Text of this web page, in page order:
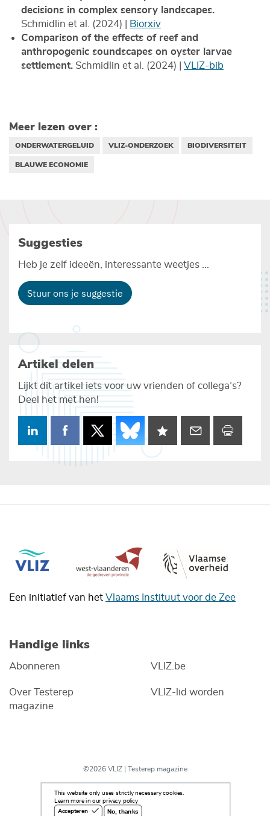
decisions in complex sensory landscapes.
Schmidlin et al. (2024) |
Biorxiv
Comparison of the effects of reef and
anthropogenic soundscapes on oyster larvae
settlement. Schmidlin et al. (2024) | VLIZ-bib
Meer lezen over :
ONDERWATERGELUID VLIZ-ONDERZOEK
BIODIVERSITEIT
BLAUWE ECONOMIE
Suggesties
Heb je zelf ideeën, interessante weetjes ...
Stuur ons je suggestie
Artikel delen
Lijkt dit artikel iets voor uw vrienden of collega’s?
Deel het met hen!
Een initiatief van het Vlaams Instituut voor de Zee
Handige links
Abonneren
Over Testerep
magazine
VLIZ.be
VLIZ-lid worden
©2026 VLIZ | Testerep magazine
This website only uses strictly necessary cookies.
Learn more in our privacy policy
Accepteren
No, thanks